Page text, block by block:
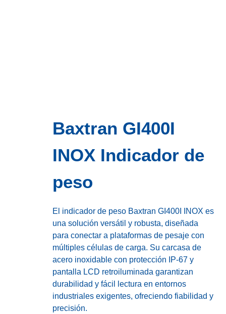
Baxtran GI400I
INOX Indicador de
peso
El indicador de peso Baxtran GI400I INOX es
una solución versátil y robusta, diseñada
para conectar a plataformas de pesaje con
múltiples células de carga. Su carcasa de
acero inoxidable con protección IP-67 y
pantalla LCD retroiluminada garantizan
durabilidad y fácil lectura en entornos
industriales exigentes, ofreciendo fiabilidad y
precisión.